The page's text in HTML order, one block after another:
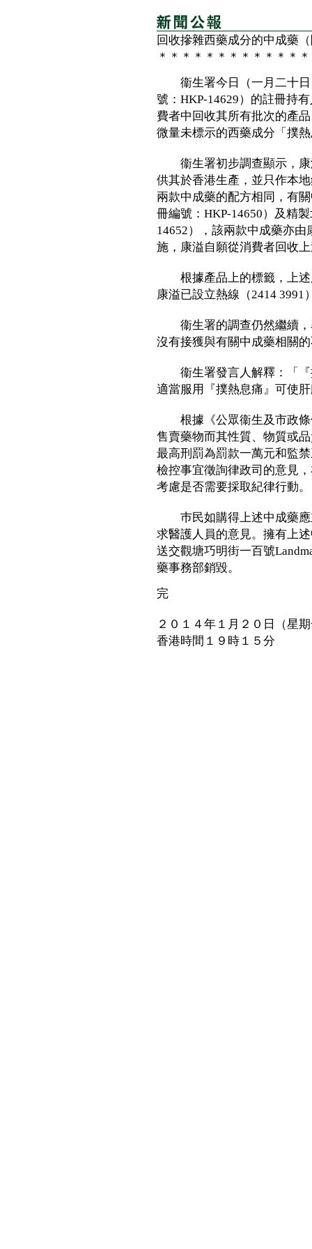
回收摻雜西藥成分的中成藥
＊＊＊＊＊＊＊＊＊＊＊＊
衞生署今日（一月二十日
號：HKP-14629）的註冊持
費者中回收其所有批次的產
微量未標示的西藥成分「撲
衞生署初步調查顯示，康
供其於香港生產，並只作本
兩款中成藥的配方相同，有
冊編號：HKP-14650）及精
14652），該兩款中成藥亦
施，康溢自願從消費者回收
根據產品上的標籤，上述
康溢已設立熱線（2414 3991
衞生署的調查仍然繼續，
沒有接獲與有關中成藥相關
衞生署發言人解釋：「『
適當服用『撲熱息痛』可使
根據《公眾衞生及市政條
售賣藥物而其性質、物質或
最高刑罰為罰款一萬元和監
檢控事宜徵詢律政司的意見
考慮是否需要採取紀律行動。
巿民如購得上述中成藥應
求醫護人員的意見。擁有上
送交觀塘巧明街一百號
藥事務部銷毀。
完
２０１４年１月２０日（星
香港時間１９時１５分